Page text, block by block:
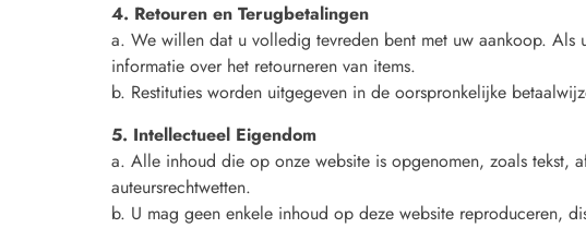
4. Retouren en Terugbetalingen
a. We willen dat u volledig tevreden bent met uw aankoop.
informatie over het retourneren van items.
b. Restituties worden uitgegeven in de oorspronkelijke
5. Intellectueel Eigendom
a. Alle inhoud die op onze website is opgenomen, zoals tekst,
auteursrechtwetten.
b. U mag geen enkele inhoud op deze website reproduceren,